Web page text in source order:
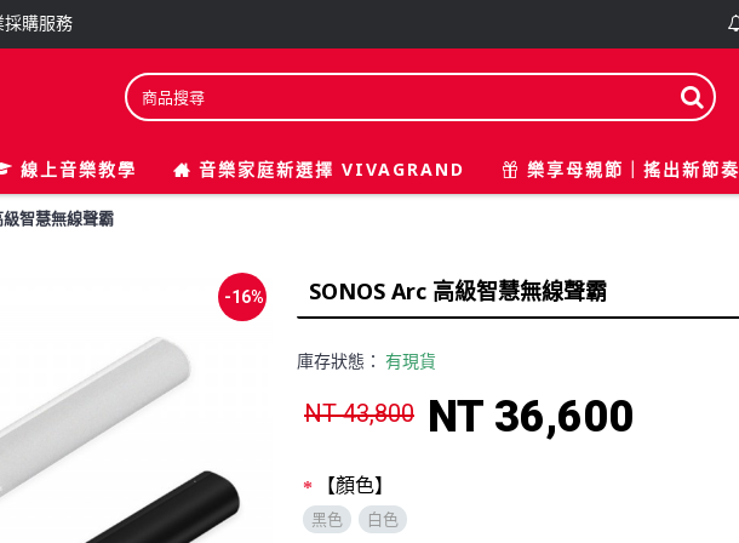
採購服務
線上音樂教學 音樂家庭新選擇 VIVAGRAND 樂享母親節｜搖出新節奏
智慧無線聲霸
-16% SONOS Arc 高級智慧無線聲霸
庫存狀態： 有現貨
NT 43,800 NT 36,600
【顏色】
黑色 白色